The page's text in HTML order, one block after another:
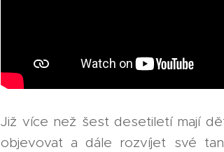
Již více než šest desetiletí mají
objevovat a dále rozvíjet své